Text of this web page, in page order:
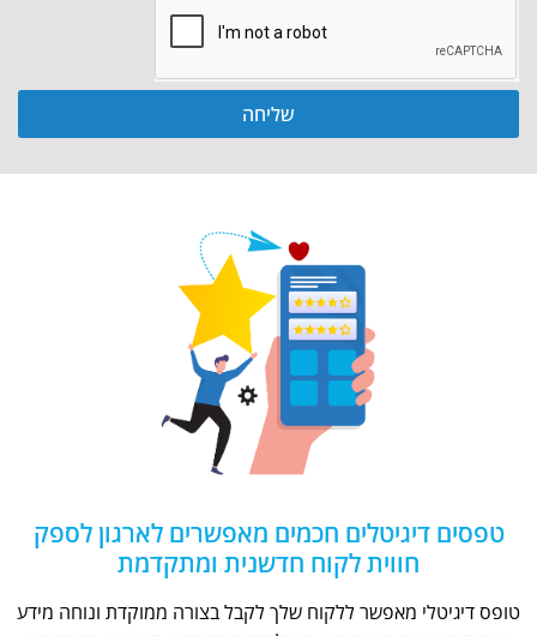
שליחה
טפסים דיגיטלים חכמים מאפשרים לארגון לספק
חווית לקוח חדשנית ומתקדמת
טופס דיגיטלי מאפשר ללקוח שלך לקבל בצורה ממוקדת ונוחה מידע